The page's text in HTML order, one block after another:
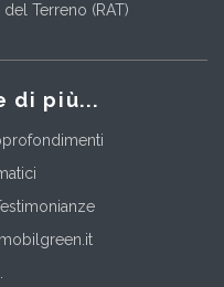
Terreno (RAT)
di più...